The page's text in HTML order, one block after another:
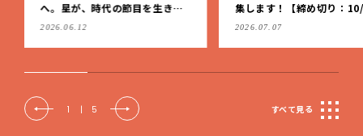
集します！【締め切り：10/6
（火）】
2026.07.07
賞金は10万円【応募は9月
（日）まで】
2026.07.07
2 | 5 すべて見る